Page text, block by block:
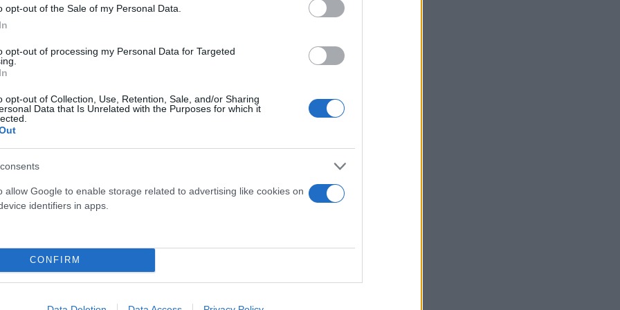
opt-out of the Sale of my Personal Data.
opt-out of processing my Personal Data for Targeted
opt-out of Collection, Use, Retention, Sale, and/or Sharing
Data that Is Unrelated with the Purposes for which it
allow Google to enable storage related to advertising like cookies on
identifiers in apps.
CONFIRM
εσόδων από φόρους και ασφαλιστικές εισφορές),
συνολικών εσόδων από φόρους και ασφαλιστικές εισφορές),
εσόδων από φόρους και ασφαλιστικές εισφορές), και 170
στο 0,2% των εσόδων από φόρους και
και Επενδύσεων, άδωνις Γεωργιάδης δήλωσε: «Η
άλλων οργανισμών και φορέων, έρχεται να
σε σταθερή τροχιά μείωσης φόρων και ασφαλιστικών
δεσμεύσεις της, επιλέγει στρατηγικά να απαντήσει στην
και με φοροαπαλλαγές μόνιμου χαρακτήρα,
με το εισόδημα, ιδίως των πιο ευάλωτων. Ο
βελτιώνεται η οικονομία και αυξάνεται ο
θα μειώνουμε φόρους και ασφαλιστικές εισφορές
στην ελληνική οικονομία»», διαβεβαιώνει ο Αδ.